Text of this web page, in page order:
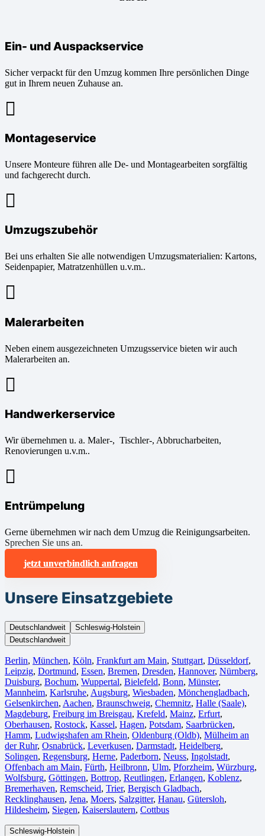
Ein- und Auspackservice
Sicher verpackt für den Umzug kommen Ihre persönlichen Dinge
gut in Ihrem neuen Zuhause an.
Montageservice
Unsere Monteure führen alle De- und Montagearbeiten sorgfältig
und fachgerecht durch.
Umzugszubehör
Bei uns erhalten Sie alle notwendigen Umzugsmaterialien: Kartons,
Seidenpapier, Matratzenhüllen u.v.m..
Malerarbeiten
Neben einem ausgezeichneten Umzugsservice bieten wir auch
Malerarbeiten an.
Handwerkerservice
Wir übernehmen u. a. Maler-, Tischler-, Abbrucharbeiten,
Renovierungen u.v.m..
Entrümpelung
Gerne übernehmen wir nach dem Umzug die Reinigungsarbeiten.
Sprechen Sie uns an.
jetzt unverbindlich anfragen
Unsere Einsatzgebiete
Deutschlandweit
Schleswig-Holstein
Deutschlandweit
Berlin⁠, München, Köln⁠, Frankfurt am Main, Stuttgart, Düsseldorf,
Leipzig, Dortmund, Essen, Bremen, Dresden, Hannover, Nürnberg,
Duisburg⁠, Bochum, Wuppertal⁠, Bielefeld⁠, Bonn⁠, Münster⁠,
Mannheim, Karlsruhe, Augsburg, Wiesbaden⁠, Mönchengladbach⁠,
Gelsenkirchen⁠, Aachen⁠, Braunschweig, Chemnitz⁠, Halle (Saale)⁠,
Magdeburg, Freiburg im Breisgau⁠, Krefeld⁠, Mainz⁠, Erfurt,
Oberhausen⁠, Rostock⁠, Kassel⁠, Hagen, Potsdam, Saarbrücken⁠,
Hamm, Ludwigshafen am Rhein⁠, Oldenburg (Oldb), Mülheim an
der Ruhr, Osnabrück⁠, Leverkusen, Darmstadt⁠, Heidelberg,
Solingen, Regensburg, Herne⁠, Paderborn, Neuss, Ingolstadt,
Offenbach am Main, Fürth⁠, Heilbronn, Ulm⁠, Pforzheim, Würzburg,
Wolfsburg⁠, Göttingen, Bottrop, Reutlingen, Erlangen⁠, Koblenz,
Bremerhaven⁠, Remscheid, Trier⁠, Bergisch Gladbach,
Recklinghausen, Jena⁠, Moers⁠, Salzgitter⁠, Hanau, Gütersloh,
Hildesheim⁠, Siegen⁠, Kaiserslautern⁠, Cottbus⁠
Schleswig-Holstein